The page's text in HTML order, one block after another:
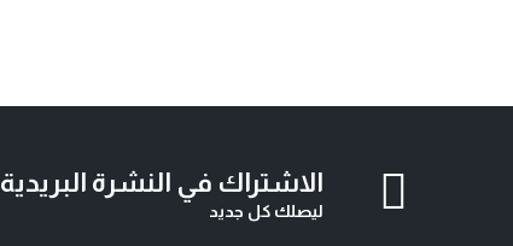
الاشتراك في النشرة البريدية
ليصلك كل جديد